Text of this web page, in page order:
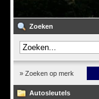
Zoeken
» Zoeken op merk
Autosleutels